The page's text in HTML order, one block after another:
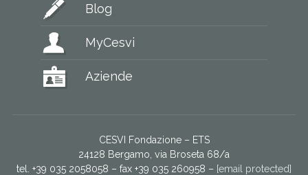
Blog
MyCesvi
Aziende
CESVI Fondazione – ETS
24128 Bergamo, via Broseta 68/a
tel. +39 035 2058058 – fax +39 035 260958 – [email protected]